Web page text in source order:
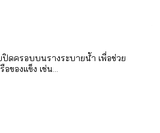
ดครอบบนรางระบายน้ำ เพื่อช่วย
ของแข็ง เช่น...